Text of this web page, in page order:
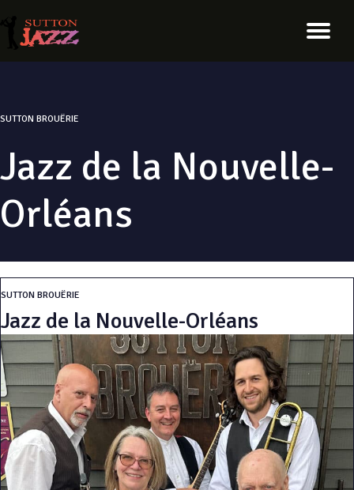
SUTTON BROUËRIE
Jazz de la Nouvelle-
Orléans
SUTTON BROUËRIE
Jazz de la Nouvelle-Orléans